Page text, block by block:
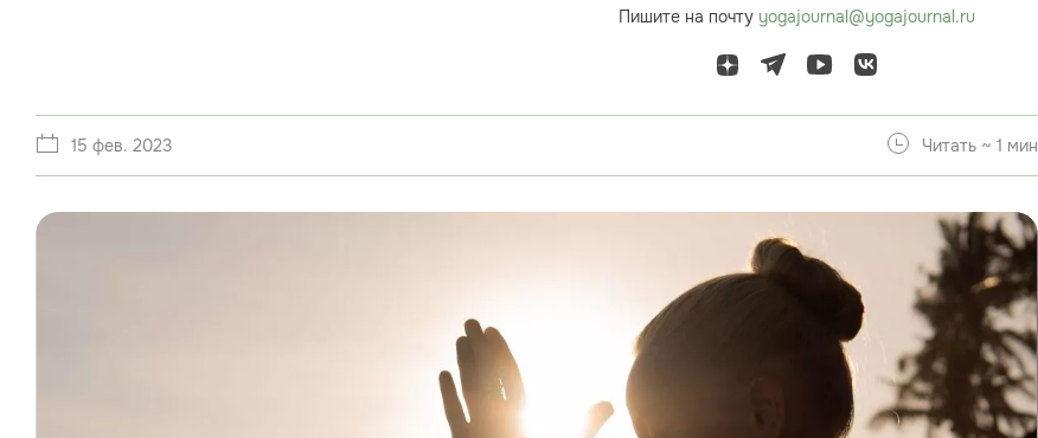
Пишите на почту yogajournal@yogajournal.ru
15 фев. 2023 Читать ~ 1 мин